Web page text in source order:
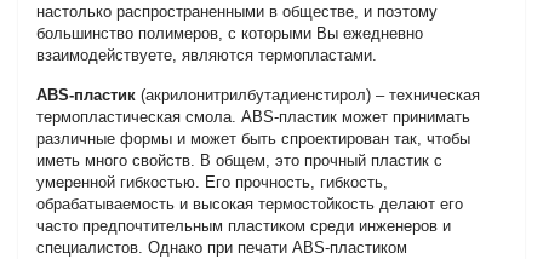
настолько распространенными в обществе, и поэтому
большинство полимеров, с которыми Вы ежедневно
взаимодействуете, являются термопластами.
ABS-пластик (акрилонитрилбутадиенстирол) – техническая
термопластическая смола. ABS-пластик может принимать
различные формы и может быть спроектирован так, чтобы
иметь много свойств. В общем, это прочный пластик с
умеренной гибкостью. Его прочность, гибкость,
обрабатываемость и высокая термостойкость делают его
часто предпочтительным пластиком среди инженеров и
специалистов. Однако при печати ABS-пластиком